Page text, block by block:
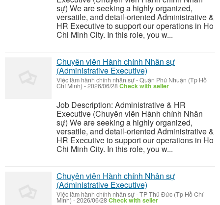
sự) We are seeking a highly organized,
versatile, and detail-oriented Administrative &
HR Executive to support our operations in Ho
Chi Minh City. In this role, you w...
Chuyên viên Hành chính Nhân sự
(Administrative Executive)
Việc làm hành chính nhân sự-Quận Phú Nhuận (Tp Hồ
Chí Minh) -2026/06/28Check with seller
Job Description: Administrative & HR
Executive (Chuyên viên Hành chính Nhân
sự) We are seeking a highly organized,
versatile, and detail-oriented Administrative &
HR Executive to support our operations in Ho
Chi Minh City. In this role, you w...
Chuyên viên Hành chính Nhân sự
(Administrative Executive)
Việc làm hành chính nhân sự-TP Thủ Đức (Tp Hồ Chí
Minh) -2026/06/28Check with seller